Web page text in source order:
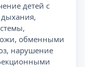
детей с
обменными
нарушение